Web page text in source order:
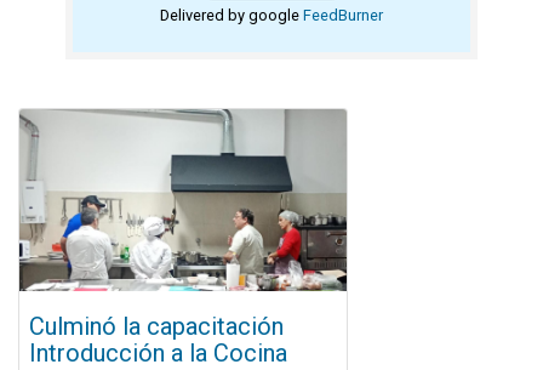
Delivered by google FeedBurner
Culminó la capacitación
Introducción a la Cocina